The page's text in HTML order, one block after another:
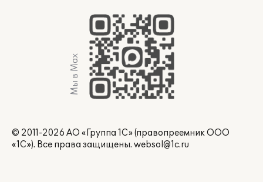
Мы в Max
© 2011-2026 АО «Группа 1С» (правопреемник ООО
«1С»). Все права защищены. websol@1c.ru